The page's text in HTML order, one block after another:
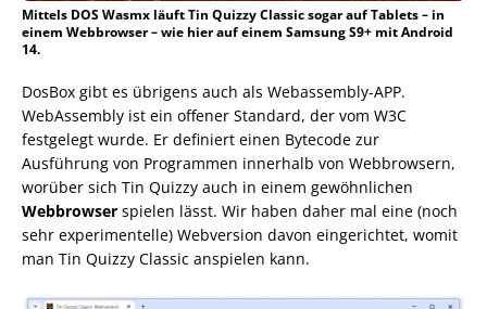
Mittels DOS Wasmx läuft Tin Quizzy Classic sogar auf Tablets – in
einem Webbrowser – wie hier auf einem Samsung S9+ mit Android
14.
DosBox gibt es übrigens auch als Webassembly-APP.
WebAssembly ist ein offener Standard, der vom W3C
festgelegt wurde. Er definiert einen Bytecode zur
Ausführung von Programmen innerhalb von Webbrowsern,
worüber sich Tin Quizzy auch in einem gewöhnlichen
Webbrowser spielen lässt. Wir haben daher mal eine (noch
sehr experimentelle) Webversion davon eingerichtet, womit
man Tin Quizzy Classic anspielen kann.